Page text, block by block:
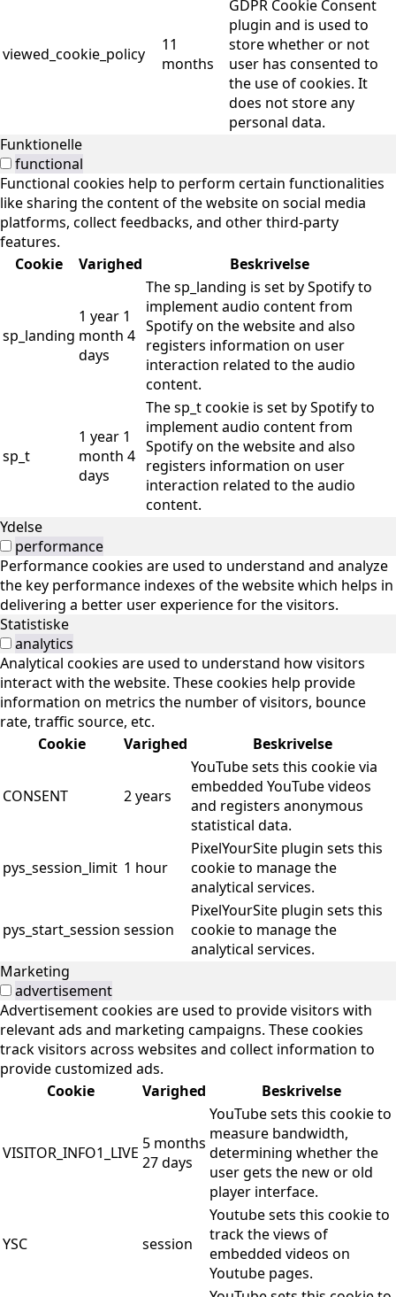
viewed_cookie_policy
11
months
GDPR Cookie Consent
plugin and is used to
store whether or not
user has consented to
the use of cookies. It
does not store any
personal data.
Funktionelle
functional
Functional cookies help to perform certain functionalities
like sharing the content of the website on social media
platforms, collect feedbacks, and other third-party
features.
Cookie
Varighed Beskrivelse
sp_landing
1 year 1
month 4
days
The sp_landing is set by Spotify to
implement audio content from
Spotify on the website and also
registers information on user
interaction related to the audio
content.
sp_t
1 year 1
month 4
days
The sp_t cookie is set by Spotify to
implement audio content from
Spotify on the website and also
registers information on user
interaction related to the audio
content.
Ydelse
performance
Performance cookies are used to understand and analyze
the key performance indexes of the website which helps in
delivering a better user experience for the visitors.
Statistiske
analytics
Analytical cookies are used to understand how visitors
interact with the website. These cookies help provide
information on metrics the number of visitors, bounce
rate, traffic source, etc.
Cookie
Varighed Beskrivelse
CONSENT 2 years
YouTube sets this cookie via
embedded YouTube videos
and registers anonymous
statistical data.
pys_session_limit 1 hour
PixelYourSite plugin sets this
cookie to manage the
analytical services.
pys_start_session session
PixelYourSite plugin sets this
cookie to manage the
analytical services.
Marketing
advertisement
Advertisement cookies are used to provide visitors with
relevant ads and marketing campaigns. These cookies
track visitors across websites and collect information to
provide customized ads.
Cookie
Varighed Beskrivelse
VISITOR_INFO1_LIVE 5 months
27 days
YouTube sets this cookie to
measure bandwidth,
determining whether the
user gets the new or old
player interface.
YSC session
Youtube sets this cookie to
track the views of
embedded videos on
Youtube pages.